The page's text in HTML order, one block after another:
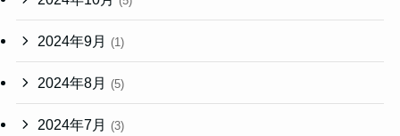
2024年9月 (1)
2024年8月 (5)
2024年7月 (3)